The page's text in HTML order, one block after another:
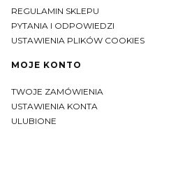
REGULAMIN SKLEPU
PYTANIA I ODPOWIEDZI
USTAWIENIA PLIKÓW COOKIES
MOJE KONTO
TWOJE ZAMÓWIENIA
USTAWIENIA KONTA
ULUBIONE